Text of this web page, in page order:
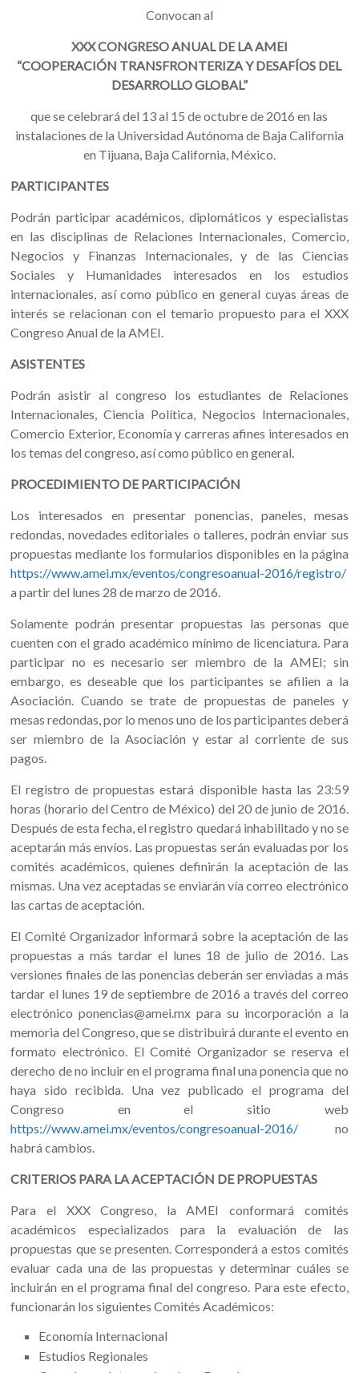
Convocan al
XXX CONGRESO ANUAL DE LA AMEI
“COOPERACIÓN TRANSFRONTERIZA Y DESAFÍOS DEL
DESARROLLO GLOBAL”
que se celebrará del 13 al 15 de octubre de 2016 en las
instalaciones de la Universidad Autónoma de Baja California
en Tijuana, Baja California, México.
PARTICIPANTES
Podrán participar académicos, diplomáticos y especialistas
en las disciplinas de Relaciones Internacionales, Comercio,
Negocios y Finanzas Internacionales, y de las Ciencias
Sociales y Humanidades interesados en los estudios
internacionales, así como público en general cuyas áreas de
interés se relacionan con el temario propuesto para el XXX
Congreso Anual de la AMEI.
ASISTENTES
Podrán asistir al congreso los estudiantes de Relaciones
Internacionales, Ciencia Política, Negocios Internacionales,
Comercio Exterior, Economía y carreras afines interesados en
los temas del congreso, así como público en general.
PROCEDIMIENTO DE PARTICIPACIÓN
Los interesados en presentar ponencias, paneles, mesas
redondas, novedades editoriales o talleres, podrán enviar sus
propuestas mediante los formularios disponibles en la página
https://www.amei.mx/eventos/congresoanual-2016/registro/
a partir del lunes 28 de marzo de 2016.
Solamente podrán presentar propuestas las personas que
cuenten con el grado académico mínimo de licenciatura. Para
participar no es necesario ser miembro de la AMEI; sin
embargo, es deseable que los participantes se afilien a la
Asociación. Cuando se trate de propuestas de paneles y
mesas redondas, por lo menos uno de los participantes deberá
ser miembro de la Asociación y estar al corriente de sus
pagos.
El registro de propuestas estará disponible hasta las 23:59
horas (horario del Centro de México) del 20 de junio de 2016.
Después de esta fecha, el registro quedará inhabilitado y no se
aceptarán más envíos. Las propuestas serán evaluadas por los
comités académicos, quienes definirán la aceptación de las
mismas. Una vez aceptadas se enviarán vía correo electrónico
las cartas de aceptación.
El Comité Organizador informará sobre la aceptación de las
propuestas a más tardar el lunes 18 de julio de 2016. Las
versiones finales de las ponencias deberán ser enviadas a más
tardar el lunes 19 de septiembre de 2016 a través del correo
electrónico ponencias@amei.mx para su incorporación a la
memoria del Congreso, que se distribuirá durante el evento en
formato electrónico. El Comité Organizador se reserva el
derecho de no incluir en el programa final una ponencia que no
haya sido recibida. Una vez publicado el programa del
Congreso en el sitio web
https://www.amei.mx/eventos/congresoanual-2016/ no
habrá cambios.
CRITERIOS PARA LA ACEPTACIÓN DE PROPUESTAS
Para el XXX Congreso, la AMEI conformará comités
académicos especializados para la evaluación de las
propuestas que se presenten. Corresponderá a estos comités
evaluar cada una de las propuestas y determinar cuáles se
incluirán en el programa final del congreso. Para este efecto,
funcionarán los siguientes Comités Académicos:
Economía Internacional
Estudios Regionales